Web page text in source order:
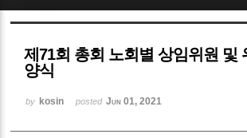
제71회 총회 노회별 상임위원 및
양식
by kosin posted Jun 01, 2021
Sketchbook5, 스케치